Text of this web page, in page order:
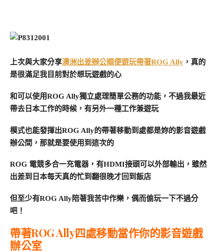
上次與大家分享澳洲出差辦公順便遊玩帶著ROG Ally ，真的
是很滿足我目前對於想玩遊戲的心
和可以使用ROG Ally獨立處理簡單公務的功能，不過我最近
帶去日本工作的時候，有另外一種工作兼遊玩
模式也能發揮出ROG Ally的帶著移動到處都是妳的影音遊戲
辦公間，那就是要使用到這次的
ROG 電競多合一充電器，有HDMI接頭可以外部輸出，雖然
出差到日本每天真的忙到翻很晚才回到飯店
但至少有ROG Ally陪著我苦中作樂，偶而偷玩一下不過分
吧！
帶著ROG Ally四處移動當作你的影音遊戲
辦公室